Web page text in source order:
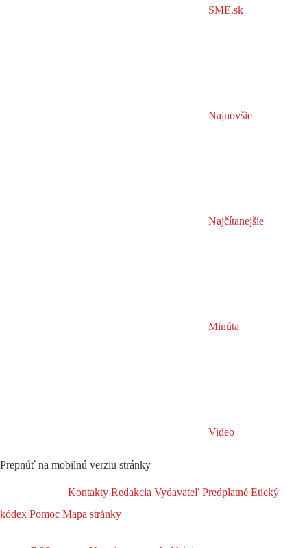
SME.sk
Najnovšie
Najčítanejšie
Minúta
Video
Prepnúť na mobilnú verziu stránky
Kontakty Redakcia Vydavateľ Predplatné Etický
kódex Pomoc Mapa stránky